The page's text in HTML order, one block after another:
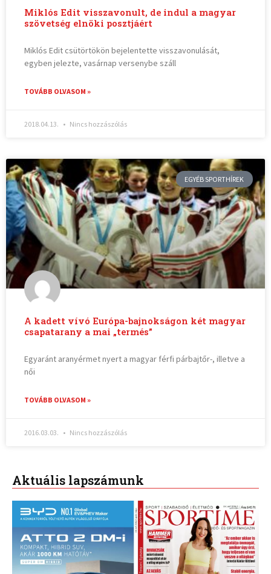
Miklós Edit visszavonult, de indul a magyar
szövetség elnöki posztjáért
Miklós Edit csütörtökön bejelentette visszavonulását,
egyben jelezte, vasárnap versenybe száll
TOVÁBB OLVASOM »
2018.04.13. Nincs hozzászólás
EGYÉB SPORTHÍREK
A kadett vívó Európa-bajnokságon két magyar
csapatarany a mai „termés”
Egyaránt aranyérmet nyert a magyar férfi párbajtőr-, illetve a
női
TOVÁBB OLVASOM »
2016.03.03. Nincs hozzászólás
Aktuális lapszámunk